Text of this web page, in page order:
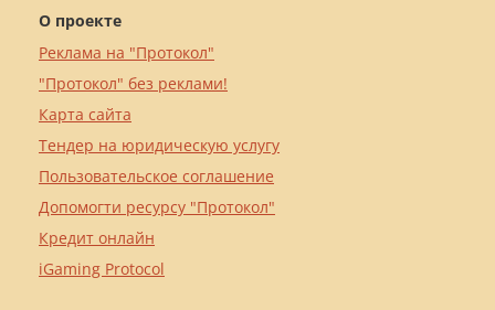
О проекте
Реклама на "Протокол"
"Протокол" без реклами!
Карта сайта
Тендер на юридическую услугу
Пользовательское соглашение
Допомогти ресурсу "Протокол"
Кредит онлайн
iGaming Protocol